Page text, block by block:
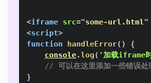
<iframe src="some-url.html"
<script>
function
handleError( )
{
console.log( '加载iframe
// 可以在这里添加一些错误处
}